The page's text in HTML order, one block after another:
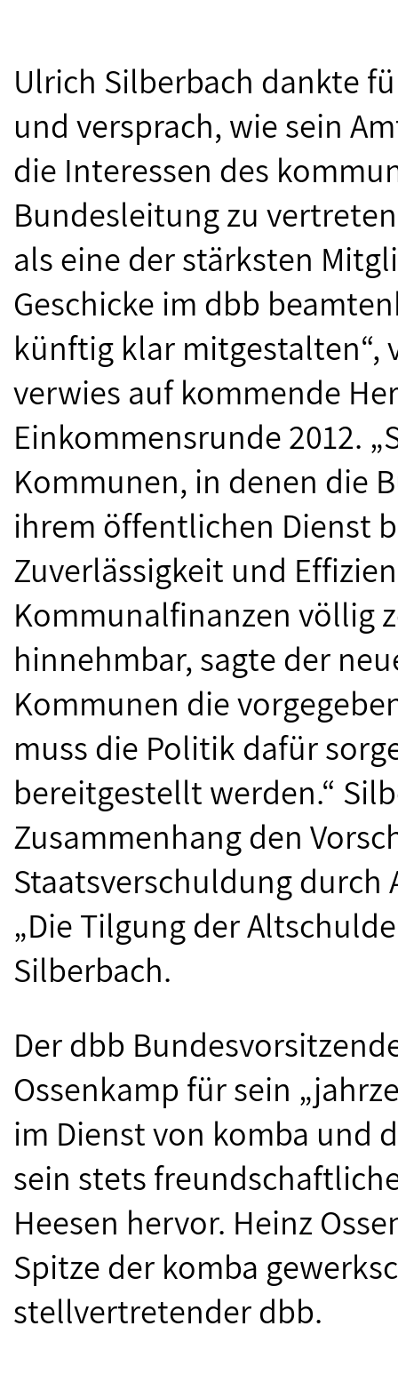
Ulrich Silberbach dankte
und versprach, wie sein
die Interessen des
Bundesleitung zu
als eine der stärksten
Geschicke im dbb
künftig klar mitgestalten“,
verwies auf kommende
Einkommensrunde 2012.
Kommunen, in denen die
ihrem öffentlichen Dienst
Zuverlässigkeit und
Kommunalfinanzen völlig
hinnehmbar, sagte der
Kommunen die
muss die Politik dafür
bereitgestellt werden.“
Zusammenhang den
Staatsverschuldung
„Die Tilgung der
Silberbach.
Der dbb
Ossenkamp für sein
im Dienst von komba und
sein stets
Heesen hervor. Heinz
Spitze der komba
stellvertretender dbb.